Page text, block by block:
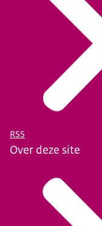
RSS
Over deze site